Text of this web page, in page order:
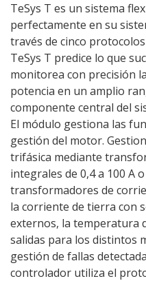
TeSys T es un sistema
perfectamente en su
través de cinco
TeSys T predice lo que
monitorea con precisión
potencia en un amplio
componente central del
El módulo gestiona las
gestión del motor.
trifásica mediante
integrales de 0,4 a 100 A
transformadores de
la corriente de tierra con
externos, la temperatura
salidas para los distintos
gestión de fallas
controlador utiliza el